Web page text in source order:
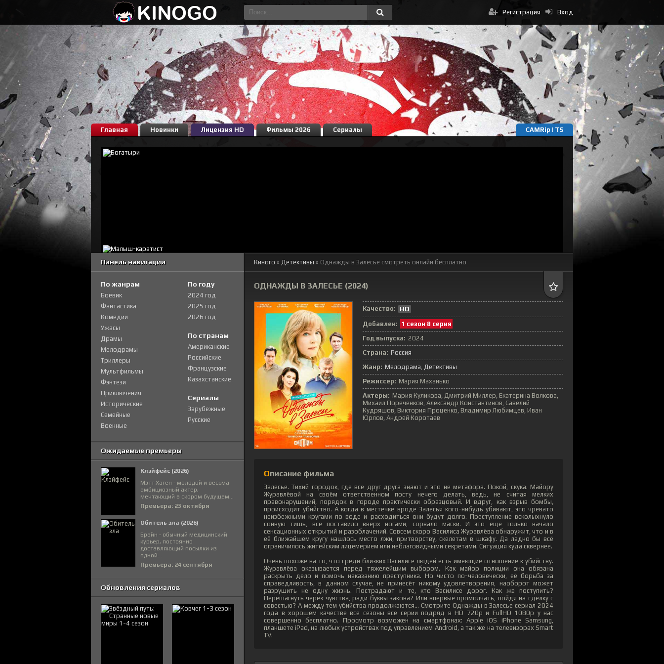
Вход
Регистрация
Главная Новинки Лицензия HD Фильмы 2026 Сериалы CAMRip | TS
Киного » Детективы » Однажды в Залесье смотреть онлайн бесплатно
ОДНАЖДЫ В ЗАЛЕСЬЕ (2024)
Качество:
HD
Добавлен: 1 сезон 8 серия
Год выпуска: 2024
Страна: Россия
Жанр: Мелодрама Детективы
Режиссер: Мария Маханько
Актеры: Мария Куликова, Дмитрий Миллер, Екатерина Волкова,
Михаил Пореченков, Александр Константинов, Савелий
Кудряшов, Виктория Проценко, Владимир Любимцев, Иван
Юрлов, Андрей Коротаев
Описание фильма
Залесье. Тихий городок, где все друг друга знают и это не метафора. Покой, скука. Майору
Журавлёвой на своём ответственном посту нечего делать, ведь, не считая мелких
правонарушений, порядок в городе практически образцовый. И вдруг, как взрыв бомбы,
происходит убийство. А когда в местечке вроде Залесья кого-нибудь убивают, это чревато
неизбежными кругами по воде и расходиться они будут долго. Преступление всколыхнуло
сонную тишь, всё поставило вверх ногами, сорвало маски. И это ещё только начало
сенсационных открытий и разоблачений. Совсем скоро Василиса Журавлёва обнаружит, что и в
её ближайшем кругу нашлось место лжи, притворству, скелетам в шкафу. Да ладно бы всё
ограничилось житейским лицемерием или неблаговидными секретами. Ситуация куда сквернее.
Очень похоже на то, что среди близких Василисе людей есть имеющие отношение к убийству.
Журавлёва оказывается перед тяжелейшим выбором. Как майор полиции она обязана
раскрыть дело и помочь наказанию преступника. Но чисто по-человечески, её борьба за
справедливость, в данном случае, не принесёт никому удовлетворения, наоборот может
разрушить не одну жизнь. Пострадают и те, кто Василисе дорог. Как же поступить?
Перешагнуть через чувства, ради буквы закона? Или впервые промолчать, пойдя на сделку с
совестью? А между тем убийства продолжаются... Смотрите Однажды в Залесье сериал 2024
года в хорошем качестве все сезоны все серии подряд в HD 720p и FullHD 1080p у нас
совершенно бесплатно. Просмотр возможен на смартфонах: Apple iOS iPhone Samsung,
планшете iPad, на любых устройствах под управлением Android, а так же на телевизорах Smart
TV.
Панель навигации
По жанрам
Боевик
Фантастика
Комедии
Ужасы
Драмы
Мелодрамы
Триллеры
Мультфильмы
Фэнтези
Приключения
Исторические
Семейные
Военные
По году
2024 год
2025 год
2026 год
По странам
Американские
Российские
Французские
Казахстанские
Сериалы
Зарубежные
Русские
Ожидаемые премьеры
Клэйфейс (2026)
Мэтт Хаген - молодой и весьма
амбициозный актер,
мечтающий в скором будущем...
Премьера: 23 октября
Обитель зла (2026)
Брайн - обычный медицинский
курьер, постоянно
доставляющий посылки из
одной...
Премьера: 24 сентября
Обновления сериалов